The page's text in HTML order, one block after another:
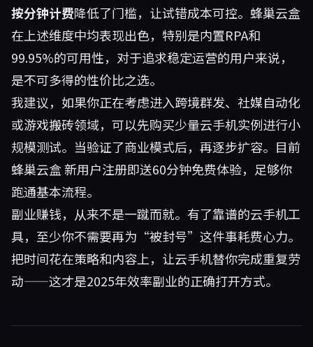
按分钟计费降低了门槛，让试错成本可控。蜂巢云盒
在上述维度中均表现出色，特别是内置RPA和
99.95%的可用性，对于追求稳定运营的用户来说，
是不可多得的性价比之选。
我建议，如果你正在考虑进入跨境群发、社媒自动化
或游戏搬砖领域，可以先购买少量云手机实例进行小
规模测试。当验证了商业模式后，再逐步扩容。目前
蜂巢云盒新用户注册即送60分钟免费体验，足够你
跑通基本流程。
副业赚钱，从来不是一蹴而就。有了靠谱的云手机工
具，至少你不需要再为“被封号”这件事耗费心力。
把时间花在策略和内容上，让云手机替你完成重复劳
动——这才是2025年效率副业的正确打开方式。